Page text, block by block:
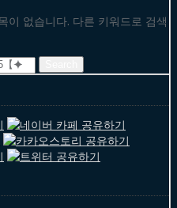
이 없습니다. 다른 키워드로 검색